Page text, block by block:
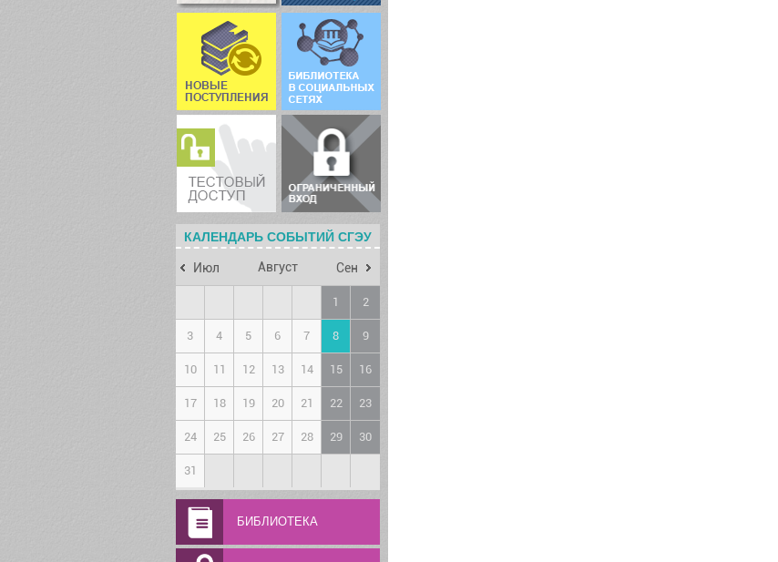
КАЛЕНДАРЬ СОБЫТИЙ СГЭУ
Июл Август Сен
1 2
3 4 5 6 7 8 9
10 11 12 13 14 15 16
17 18 19 20 21 22 23
24 25 26 27 28 29 30
31
БИБЛИОТЕКА